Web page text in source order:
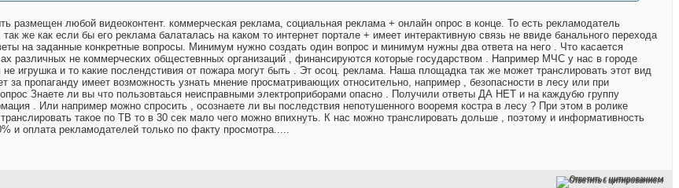
размещен любой видеоконтент. коммерческая реклама, социальная реклама + онлайн опрос в конце. То есть рекламодатель
же как если бы его реклама балаталась на каком то интернет портале + имеет интерактивную связь не ввиде банального перехода
на заданные конкретные вопросы. Минимум нужно создать один вопрос и минимум нужны два ответа на него . Что касается
различных не коммерческих общестевнных организаций , финансируются которые государством . Например МЧС у нас в городе
не игрушка и то какие послендстивия от пожара могут быть . Эт осоц. реклама. Наша площадка так же может транслировать этот вид
пропаганду имеет возможность узнать мнение просматривающих относительно, например , безопасности в лесу или при
Знаете ли вы что пользовтаься неисправными электроприборами опасно . Получили ответы ДА НЕТ и на каждубю группу
. Или например можно спросить , осознаете ли вы последствия непотушенного вооремя костра в лесу ? При этом в ролике
такое по ТВ то в 30 сек мало чего можно впихнуть. К нас можно транслировать дольше , поэтому и информативность
и оплата рекламодателей только по факту просмотра.....
Ответить с цитированием